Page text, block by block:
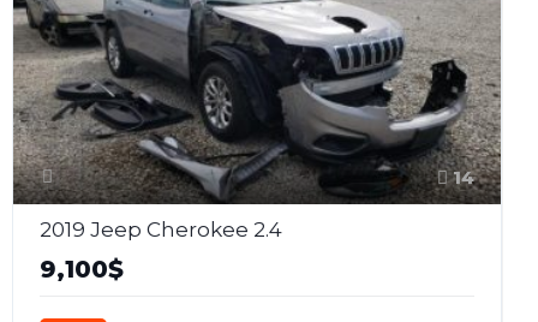
14
2019 Jeep Cherokee 2.4
9,100$